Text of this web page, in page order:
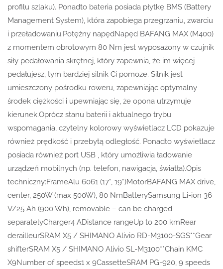
profilu szlaku). Ponadto bateria posiada płytkę BMS (Battery
Management System), która zapobiega przegrzaniu, zwarciu
i przeładowaniu.Potężny napędNapęd BAFANG MAX (M400)
z momentem obrotowym 80 Nm jest wyposażony w czujnik
siły pedałowania skrętnej, który zapewnia, że im więcej
pedałujesz, tym bardziej silnik Ci pomoże. Silnik jest
umieszczony pośrodku roweru, zapewniając optymalny
środek ciężkości i upewniając się, że opona utrzymuje
kierunek.Oprócz stanu baterii i aktualnego trybu
wspomagania, czytelny kolorowy wyświetlacz LCD pokazuje
również prędkość i przebytą odległość. Ponadto wyświetlacz
posiada również port USB , który umożliwia ładowanie
urządzeń mobilnych (np. telefon, nawigacja, światła).Opis
techniczny:FrameAlu 6061 (17“, 19“)MotorBAFANG MAX drive,
center, 250W (max 500W), 80 NmBatterySamsung Li-ion 36
V/25 Ah (900 Wh), removable – can be charged
separatelyCharger4 ADistance rangeUp to 200 kmRear
derailleurSRAM X5 / SHIMANO Alivio RD-M3100-SGS**Gear
shifterSRAM X5 / SHIMANO Alivio SL-M3100**Chain KMC
X9Number of speeds1 x 9CassetteSRAM PG-920, 9 speeds